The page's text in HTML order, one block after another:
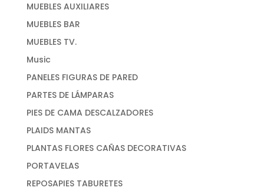
MUEBLES AUXILIARES
MUEBLES BAR
MUEBLES TV.
Music
PANELES FIGURAS DE PARED
PARTES DE LÁMPARAS
PIES DE CAMA DESCALZADORES
PLAIDS MANTAS
PLANTAS FLORES CAÑAS DECORATIVAS
PORTAVELAS
REPOSAPIES TABURETES